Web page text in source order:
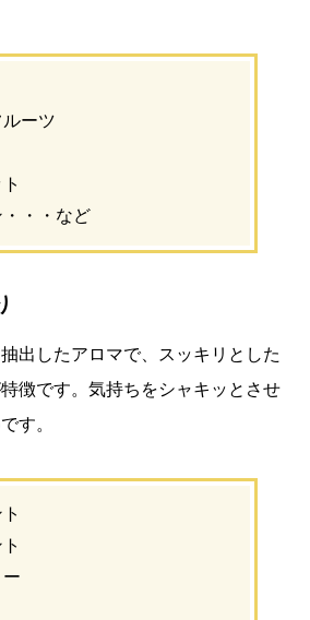
ーツ
・・など
出したアロマで、スッキリとした
徴です。気持ちをシャキッとさせ
す。